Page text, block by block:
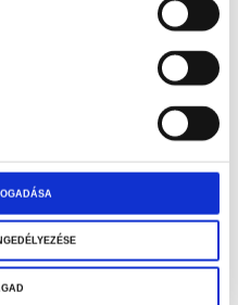
alkatrészeink. A célunk
közel harminc éve az, hogy
megbízható, biztonságos
lássuk el a vívósportot,
hatékony támogatást
nyújtsunk ügyfeleinknek.